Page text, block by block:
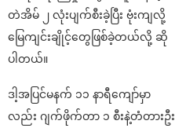
တဲအိမ် ၂ လုံးပျက်စီးခဲ့ပြီး ဗုံးကျလို့
မြေကျင်းချိုင့်တွေဖြစ်ခဲ့တယ်လို့ ဆို
ပါတယ်။
ဒါ့အပြင်မနက် ၁၁ နာရီကျော်မှာ
လည်း ဂျက်ဖိုက်တာ ၁ စီးနဲ့တံတားဦး